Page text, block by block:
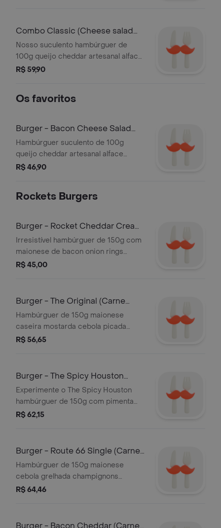
Combo Classic (Cheese salad
bacon HB 100
Nosso suculento hambúrguer de
100g queijo cheddar artesanal alface
tomate e bacon crocante Acompanha
R$ 59,90
Os favoritos
Burger - Bacon Cheese Salad
(Carne 100g,
Hambúrguer suculento de 100g
queijo cheddar artesanal alface
fresca tomate suculento e duas fatias
R$ 46,90
Rockets Burgers
Burger - Rocket Cheddar Cream
(Bacon, On
Irresistível hambúrguer de 150g com
maionese de bacon onion rings
crocantes e cremoso molho cheddar
R$ 45,00
Burger - The Original (Carne
150g, Maion
Hambúrguer de 150g maionese
caseira mostarda cebola picada
relish picles alface e tomate no pão
R$ 56,65
Burger - The Spicy Houston
(Carne 150g,
Experimente o The Spicy Houston
hambúrguer de 150g com pimenta
queijo e molho especial para os
R$ 62,15
Burger - Route 66 Single (Carne
150g, Ch
Hambúrguer de 150g maionese
cebola grelhada champignons
fatiados e queijo suíço tudo no pão
R$ 64,46
Burger - Bacon Cheddar (Carne